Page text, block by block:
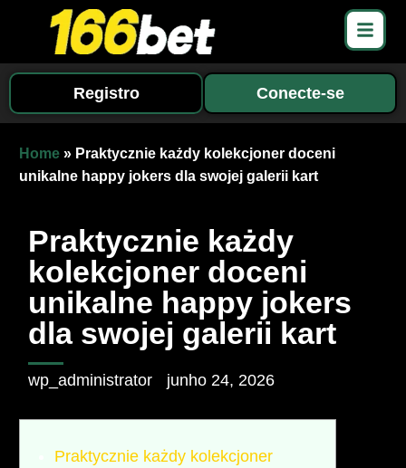
Registro Conecte-se
Home » Praktycznie każdy kolekcjoner doceni
unikalne happy jokers dla swojej galerii kart
Praktycznie każdy
kolekcjoner doceni
unikalne happy jokers
dla swojej galerii kart
wp_administrator junho 24, 2026
Praktycznie każdy kolekcjoner